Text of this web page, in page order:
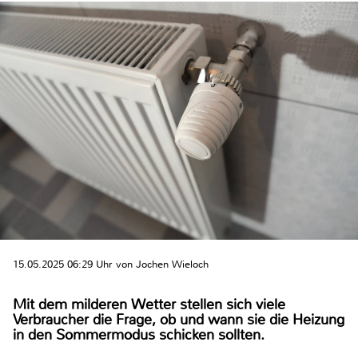
15.05.2025 06:29 Uhr von Jochen Wieloch
Mit dem milderen Wetter stellen sich viele
Verbraucher die Frage, ob und wann sie die Heizung
in den Sommermodus schicken sollten.